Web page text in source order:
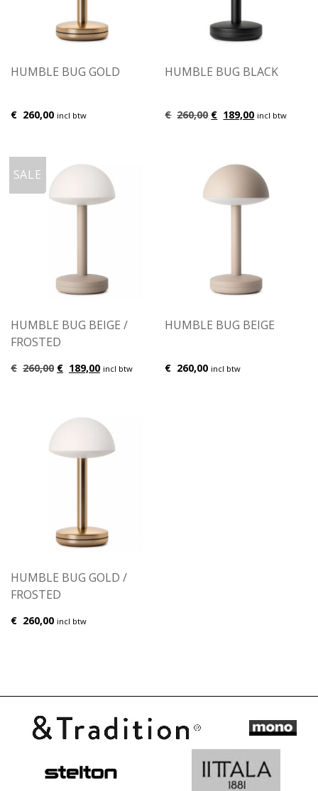
HUMBLE BUG GOLD
€ 260,00 incl btw
HUMBLE BUG BLACK
€ 260,00 Oorspronkelijke
€260,00.
€ 189,00Huidige
incl btw
SALE
HUMBLE BUG BEIGE /
FROSTED
€ 260,00 Oorspronkelijke
€ 189,00Huidige
incl btw
HUMBLE BUG BEIGE
€ 260,00 incl btw
HUMBLE BUG GOLD /
FROSTED
€ 260,00 incl btw